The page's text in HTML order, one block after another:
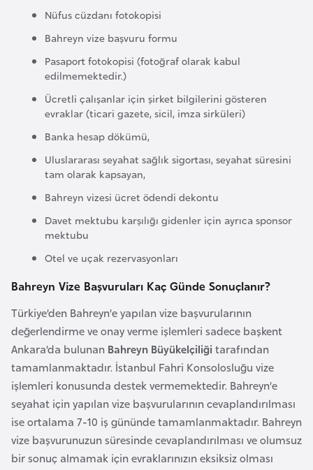
Nüfus cüzdanı fotokopisi
Bahreyn vize başvuru formu
Pasaport fotokopisi (fotoğraf olarak kabul
edilmemektedir.)
Ücretli çalışanlar için şirket bilgilerini gösteren
evraklar (ticari gazete, sicil, imza sirküleri)
Banka hesap dökümü,
Uluslararası seyahat sağlık sigortası, seyahat süresini
tam olarak kapsayan,
Bahreyn vizesi ücret ödendi dekontu
Davet mektubu karşılığı gidenler için ayrıca sponsor
mektubu
Otel ve uçak rezervasyonları
Bahreyn Vize Başvuruları Kaç Günde Sonuçlanır?
Türkiye’den Bahreyn’e yapılan vize başvurularının
değerlendirme ve onay verme işlemleri sadece başkent
Ankara’da bulunan Bahreyn Büyükelçiliği tarafından
tamamlanmaktadır. İstanbul Fahri Konsolosluğu vize
işlemleri konusunda destek vermemektedir. Bahreyn’e
seyahat için yapılan vize başvurularının cevaplandırılması
ise ortalama 7-10 iş gününde tamamlanmaktadır. Bahreyn
vize başvurunuzun süresinde cevaplandırılması ve olumsuz
bir sonuç almamak için evraklarınızın eksiksiz olması
a
H
e
r
s
e
k
B
u